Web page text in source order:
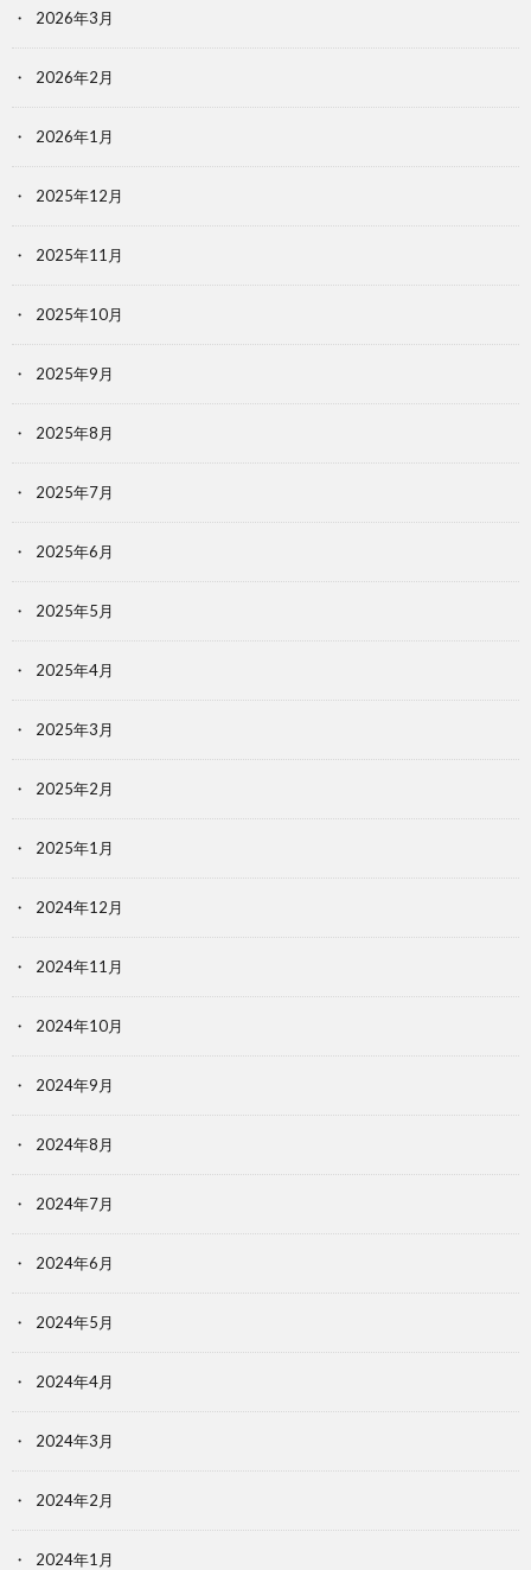
2026年3月
2026年2月
2026年1月
2025年12月
2025年11月
2025年10月
2025年9月
2025年8月
2025年7月
2025年6月
2025年5月
2025年4月
2025年3月
2025年2月
2025年1月
2024年12月
2024年11月
2024年10月
2024年9月
2024年8月
2024年7月
2024年6月
2024年5月
2024年4月
2024年3月
2024年2月
2024年1月